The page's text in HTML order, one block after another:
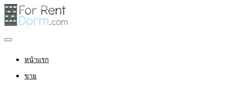
หน้าแรก
ขาย